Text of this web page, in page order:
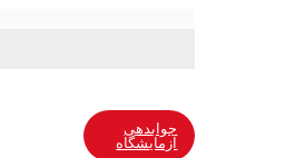
جوابدهی
آزمایشگاه